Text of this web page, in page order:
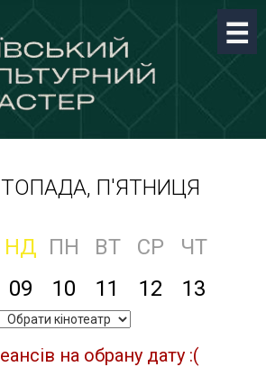
П'ЯТНИЦЯ
НД ПН ВТ СР
ЧТ
09 10 11 12 13
на обрану дату :(